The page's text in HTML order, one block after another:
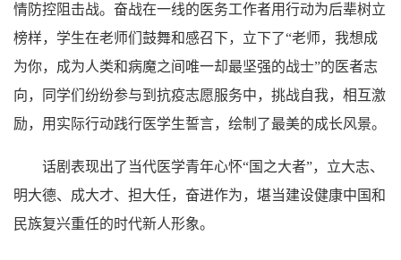
情防控阻击战。奋战在一线的医务工作者用行动为后辈树立
榜样，学生在老师们鼓舞和感召下，立下了“老师，我想成
为你，成为人类和病魔之间唯一却最坚强的战士”的医者志
向，同学们纷纷参与到抗疫志愿服务中，挑战自我，相互激
励，用实际行动践行医学生誓言，绘制了最美的成长风景。
话剧表现出了当代医学青年心怀“国之大者”，立大志、
明大德、成大才、担大任，奋进作为，堪当建设健康中国和
民族复兴重任的时代新人形象。